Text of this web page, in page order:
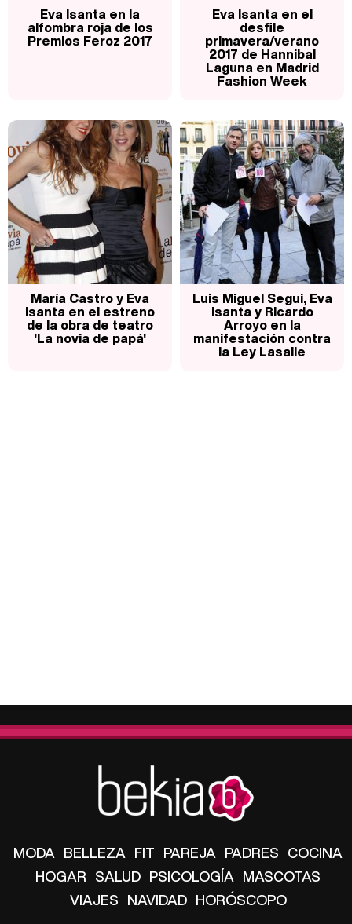
Eva Isanta en la
alfombra roja de los
Premios Feroz 2017
Eva Isanta en el
desfile
primavera/verano
2017 de Hannibal
Laguna en Madrid
Fashion Week
María Castro y Eva
Isanta en el estreno
de la obra de teatro
'La novia de papá'
Luis Miguel Segui, Eva
Isanta y Ricardo
Arroyo en la
manifestación contra
la Ley Lasalle
MODA BELLEZA FIT PAREJA PADRES COCINA
HOGAR SALUD PSICOLOGÍA MASCOTAS
VIAJES NAVIDAD HORÓSCOPO